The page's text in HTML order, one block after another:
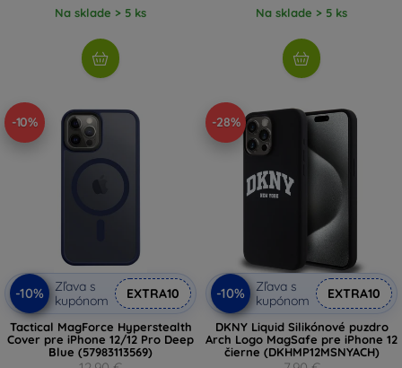
Na sklade > 5 ks Na sklade > 5 ks
-10%
-10%
Zľava s
kupónom
EXTRA10
Tactical MagForce Hyperstealth
Cover pre iPhone 12/12 Pro Deep
Blue (57983113569)
-28%
-10%
Zľava s
kupónom
EXTRA10
DKNY Liquid Silikónové puzdro
Arch Logo MagSafe pre iPhone 12
čierne (DKHMP12MSNYACH)